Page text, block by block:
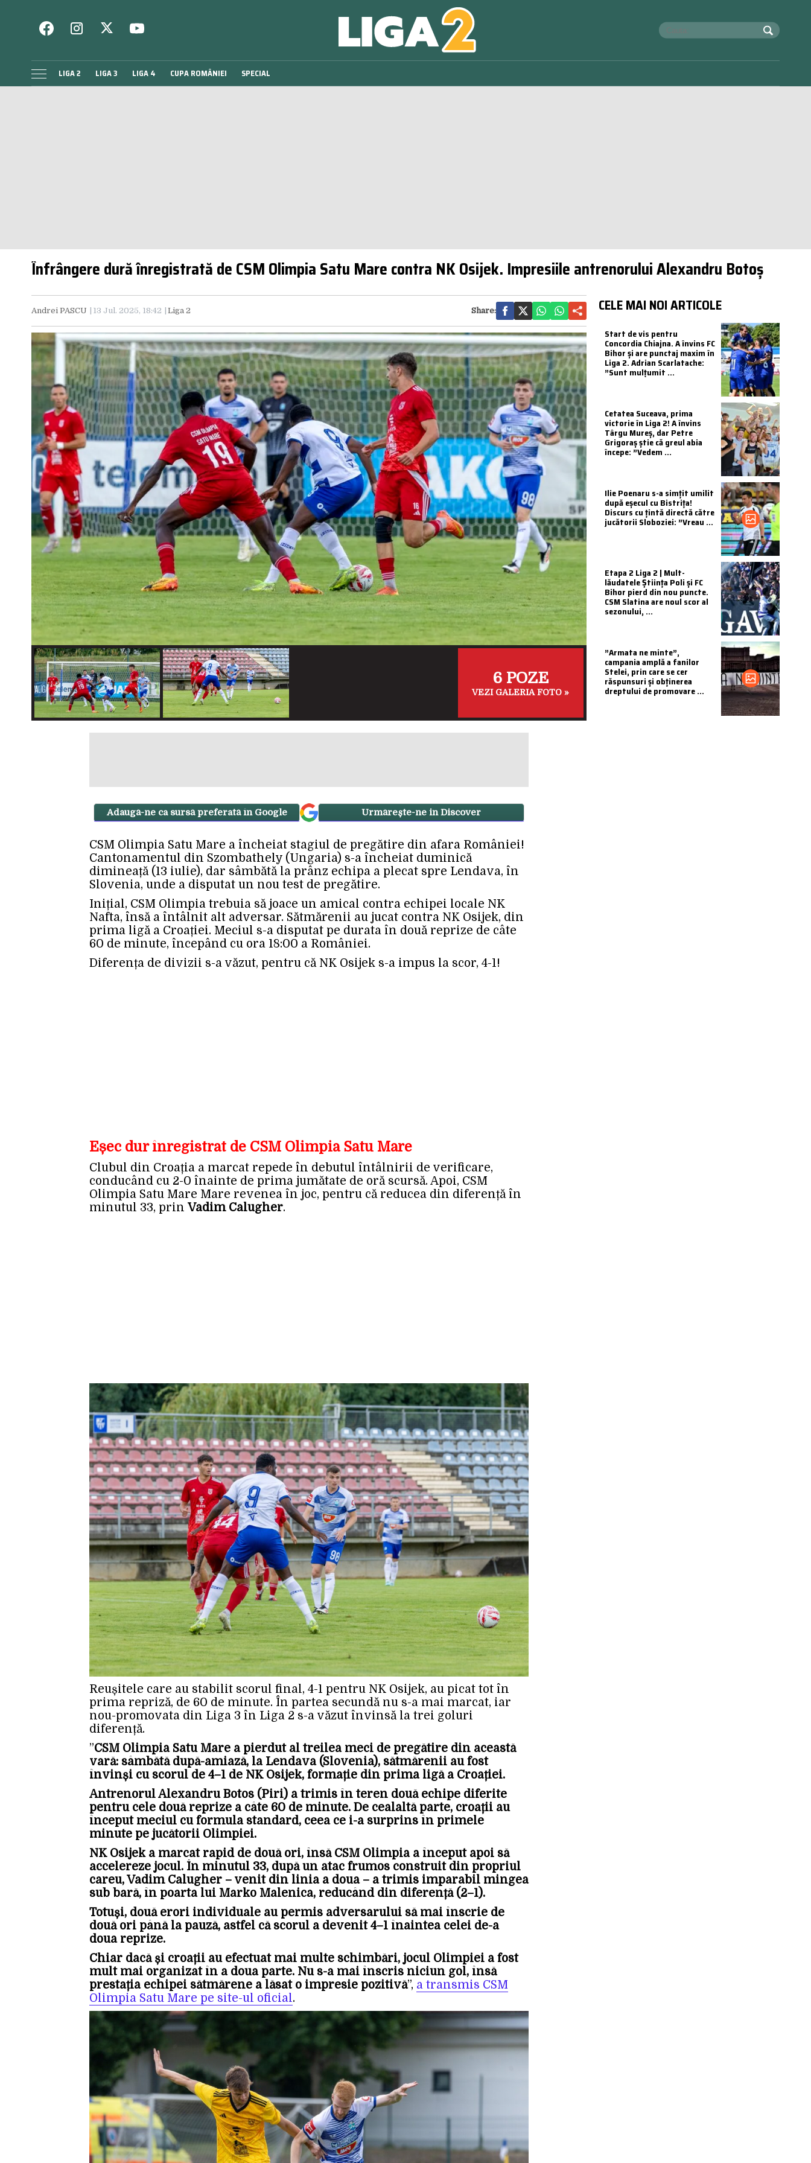
LIGA 2 LIGA 3 LIGA 4 CUPA ROMÂNIEI SPECIAL
Înfrângere dură înregistrată de CSM Olimpia Satu Mare contra NK Osijek. Impresiile antrenorului Alexandru Botoș
Andrei PASCU 13 Jul. 2025, 18:42 Liga 2 Share:
6 POZE
VEZI GALERIA FOTO »
Adaugă-ne ca sursă preferată în Google Urmărește-ne in Discover
CSM Olimpia Satu Mare a încheiat stagiul de pregătire din afara României!
Cantonamentul din Szombathely (Ungaria) s-a încheiat duminică
dimineață (13 iulie), dar sâmbătă la prânz echipa a plecat spre Lendava, în
Slovenia, unde a disputat un nou test de pregătire.
Inițial, CSM Olimpia trebuia să joace un amical contra echipei locale NK
Nafta, însă a întâlnit alt adversar. Sătmărenii au jucat contra NK Osijek, din
prima ligă a Croației. Meciul s-a disputat pe durata în două reprize de câte
60 de minute, începând cu ora 18:00 a României.
Diferența de divizii s-a văzut, pentru că NK Osijek s-a impus la scor, 4-1!
Eșec dur înregistrat de CSM Olimpia Satu Mare
Clubul din Croația a marcat repede în debutul întâlnirii de verificare,
conducând cu 2-0 înainte de prima jumătate de oră scursă. Apoi, CSM
Olimpia Satu Mare Mare revenea în joc, pentru că reducea din diferență în
minutul 33, prin Vadim Calugher.
Reușitele care au stabilit scorul final, 4-1 pentru NK Osijek, au picat tot în
prima repriză, de 60 de minute. În partea secundă nu s-a mai marcat, iar
nou-promovata din Liga 3 în Liga 2 s-a văzut învinsă la trei goluri
diferență.
”CSM Olimpia Satu Mare a pierdut al treilea meci de pregătire din această
vară: sâmbătă după-amiază, la Lendava (Slovenia), sătmărenii au fost
învinși cu scorul de 4–1 de NK Osijek, formație din prima ligă a Croației.
Antrenorul Alexandru Botos (Piri) a trimis în teren două echipe diferite
pentru cele două reprize a câte 60 de minute. De cealaltă parte, croații au
început meciul cu formula standard, ceea ce i-a surprins în primele
minute pe jucătorii Olimpiei.
NK Osijek a marcat rapid de două ori, însă CSM Olimpia a început apoi să
accelereze jocul. În minutul 33, după un atac frumos construit din propriul
careu, Vadim Calugher – venit din linia a doua – a trimis imparabil mingea
sub bară, în poarta lui Marko Malenica, reducând din diferență (2–1).
Totuși, două erori individuale au permis adversarului să mai înscrie de
două ori până la pauză, astfel că scorul a devenit 4–1 înaintea celei de-a
doua reprize.
Chiar dacă și croații au efectuat mai multe schimbări, jocul Olimpiei a fost
mult mai organizat în a doua parte. Nu s-a mai înscris niciun gol, însă
prestația echipei sătmărene a lăsat o impresie pozitivă”, a transmis CSM
Olimpia Satu Mare pe site-ul oficial.
CELE MAI NOI ARTICOLE
Start de vis pentru
Concordia Chiajna. A învins FC
Bihor și are punctaj maxim în
Liga 2. Adrian Scarlatache:
”Sunt mulțumit ...
Cetatea Suceava, prima
victorie în Liga 2! A învins
Târgu Mureș, dar Petre
Grigoraș știe că greul abia
începe: ”Vedem ...
Ilie Poenaru s-a simțit umilit
după eșecul cu Bistrița!
Discurs cu țintă directă către
jucătorii Sloboziei: ”Vreau ...
Etapa 2 Liga 2 | Mult-
lăudatele Știința Poli și FC
Bihor pierd din nou puncte.
CSM Slatina are noul scor al
sezonului, ...
”Armata ne minte”,
campania amplă a fanilor
Stelei, prin care se cer
răspunsuri și obținerea
dreptului de promovare ...